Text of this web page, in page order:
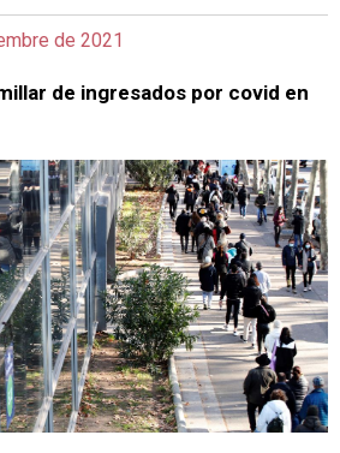
de 2021
de ingresados por covid en